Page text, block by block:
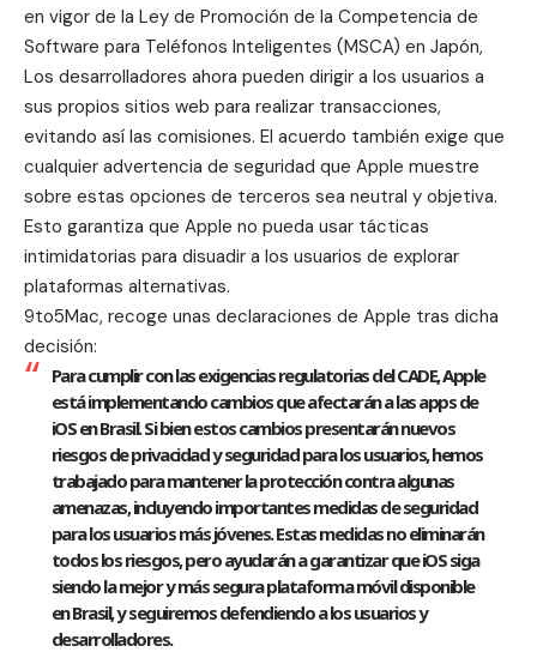
en vigor de la Ley de Promoción de la Competencia de
Software para Teléfonos Inteligentes (MSCA) en Japón,
Los desarrolladores ahora pueden dirigir a los usuarios a
sus propios sitios web para realizar transacciones,
evitando así las comisiones. El acuerdo también exige que
cualquier advertencia de seguridad que Apple muestre
sobre estas opciones de terceros sea neutral y objetiva.
Esto garantiza que Apple no pueda usar tácticas
intimidatorias para disuadir a los usuarios de explorar
plataformas alternativas.
9to5Mac, recoge unas declaraciones de Apple tras dicha
decisión:
Para cumplir con las exigencias regulatorias del CADE, Apple
está implementando cambios que afectarán a las apps de
iOS en Brasil. Si bien estos cambios presentarán nuevos
riesgos de privacidad y seguridad para los usuarios, hemos
trabajado para mantener la protección contra algunas
amenazas, incluyendo importantes medidas de seguridad
para los usuarios más jóvenes. Estas medidas no eliminarán
todos los riesgos, pero ayudarán a garantizar que iOS siga
siendo la mejor y más segura plataforma móvil disponible
en Brasil, y seguiremos defendiendo a los usuarios y
desarrolladores.